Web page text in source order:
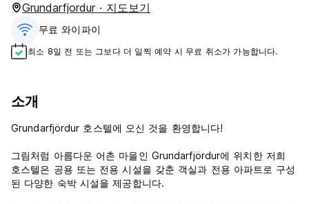
Grundarfjordur · 지도보기
무료 와이파이
최소 8일 전 또는 그보다 더 일찍 예약 시 무료 취소가 가능합니다.
소개
Grundarfjördur 호스텔에 오신 것을 환영합니다!
그림처럼 아름다운 어촌 마을인 Grundarfjördur에 위치한 저희
호스텔은 공용 또는 전용 시설을 갖춘 객실과 전용 아파트로 구성
된 다양한 숙박 시설을 제공합니다.